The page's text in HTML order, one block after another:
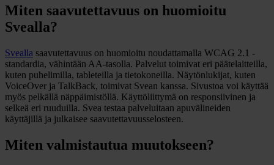
Miten saavutettavuus on huomioitu
Svealla?
Svealla saavutettavuus on huomioitu noudattamalla WCAG 2.1 -
standardia, vähintään AA-tasolla. Palvelut toimivat eri päätelaitteilla,
kuten puhelimilla, tableteilla ja tietokoneilla. Näytönlukijat, kuten
VoiceOver ja TalkBack, toimivat Svean kanssa. Sivustoa voi käyttää
myös pelkällä näppäimistöllä. Käyttöliittymä on responsiivinen ja
selkeä eri ruuduilla. Svea testaa palveluitaan apuvälineiden
käyttäjillä ja julkaisee saavutettavuusselosteen.
Miten valmistautua muutokseen?